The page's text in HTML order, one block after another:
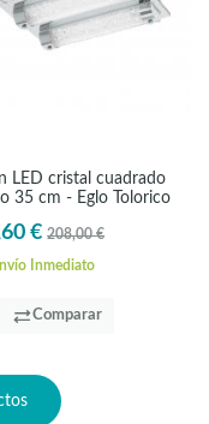
LED cristal cuadrado
35 cm - Eglo Tolorico
€ 208,00 €
Inmediato
Comparar